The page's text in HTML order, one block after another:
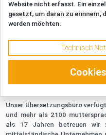
Website nicht erfasst. Ein
gesetzt, um daran zu erinnern,
werden möchten.
Technisch
service@uebersetzungsbuero.de
Information
Impressum / AGB
Unser Übersetzungsbüro
und mehr als 2100
als 17 Jahren betreuen wir